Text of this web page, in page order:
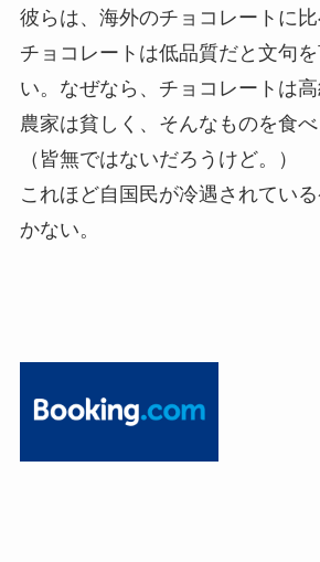
彼らは、海外のチョコレートに
チョコレートは低品質だと文句
い。なぜなら、チョコレートは
農家は貧しく、そんなものを食べ
（皆無ではないだろうけど。）
これほど自国民が冷遇されてい
かない。